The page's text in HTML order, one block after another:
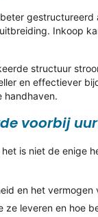
Inkoop
structuur
en effectiever
handhaven.
voorbij
is niet de enige
en het
ze leveren en hoe